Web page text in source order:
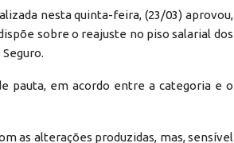
nesta quinta-feira, (23/03) aprovou,
sobre o reajuste no piso salarial dos
pauta, em acordo entre a categoria e o
as alterações produzidas, mas, sensível